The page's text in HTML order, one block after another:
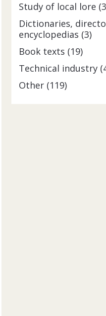
Study of local lore
Dictionaries,
encyclopedias (3)
Book texts (19)
Technical industry
Other (119)